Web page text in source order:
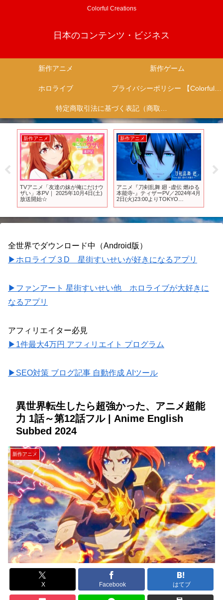
Colorful Creations
日本のコンテンツ・ビジネス
新作アニメ 新作ゲーム
ホロライブ プライバシーポリシー 【Colorful Creation】
特定商取引法に基づく表記（商取引に関する開示）
新作アニメ
TVアニメ「友達の妹が俺にだけウ
ザい」本PV｜ 2025年10月4日(土)
放送開始☆
新作アニメ
アニメ『刀剣乱舞 廻 -虚伝 燃ゆる
本能寺-』ティザーPV／2024年4月
2日(火)23:00よりTOKYO
ゲ
全世界でダウンロード中（Android版）
▶ホロライブ３D 星街すいせいが好きになるアプリ
▶ファンアート 星街すいせい他 ホロライブが大好きに
なるアプリ
アフィリエイター必見
▶1件最大4万円 アフィリエイト プログラム
▶SEO対策 ブログ記事 自動作成 AIツール
異世界転生したら超強かった、アニメ超能
力 1話～第12話フル | Anime English
Subbed 2024
新作アニメ
X Facebook はてブ